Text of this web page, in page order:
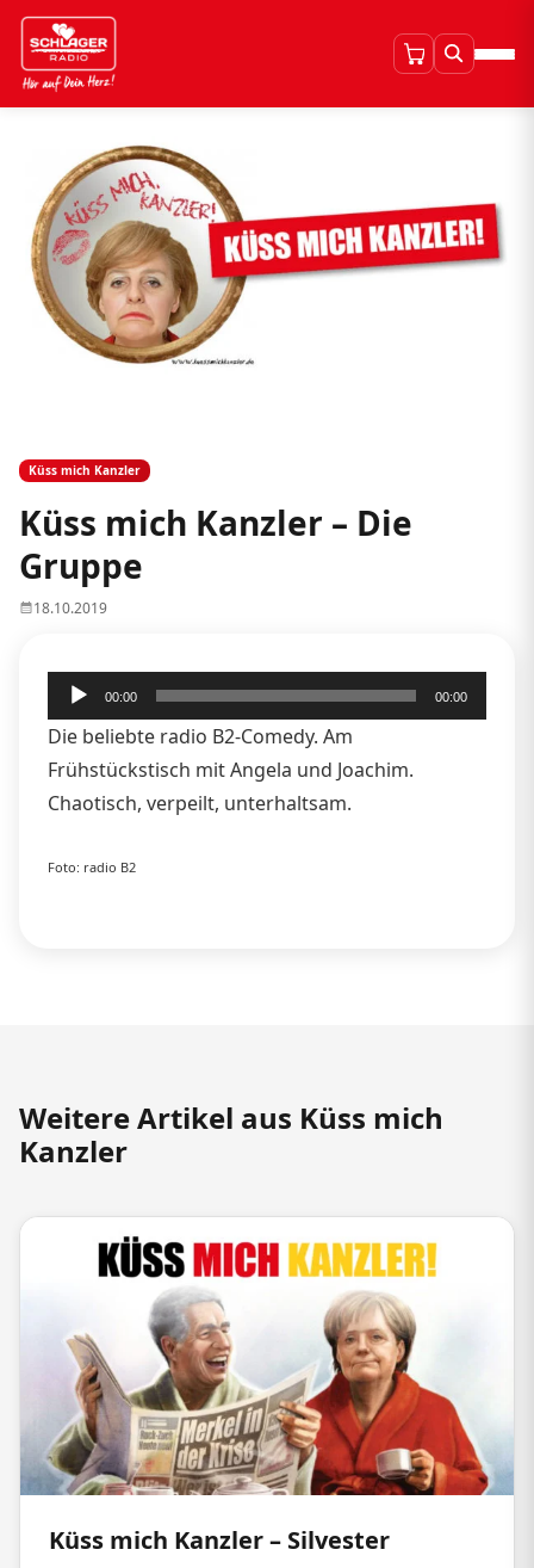
Küss mich Kanzler
Küss mich Kanzler – Die
Gruppe
18.10.2019
Audio-
Player
00:00 00:00
Die beliebte radio B2-Comedy. Am
Frühstückstisch mit Angela und Joachim.
Chaotisch, verpeilt, unterhaltsam.
Foto: radio B2
Weitere Artikel aus Küss mich
Kanzler
Küss mich Kanzler – Silvester